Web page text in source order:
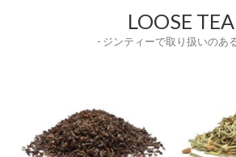
LOOSE TEA
- ジンティーで取り扱いのあ